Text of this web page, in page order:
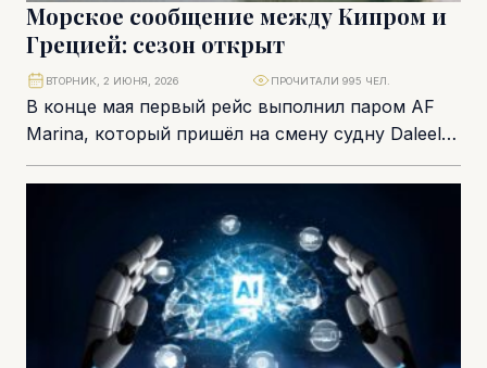
Морское сообщение между Кипром и
Грецией: сезон открыт
В конце мая первый рейс выполнил паром AF
Marina, который пришёл на смену судну Daleela
и теперь будет обслуживать единственное...
ВТОРНИК, 2 ИЮНЯ, 2026 ПРОЧИТАЛИ 995 ЧЕЛ.